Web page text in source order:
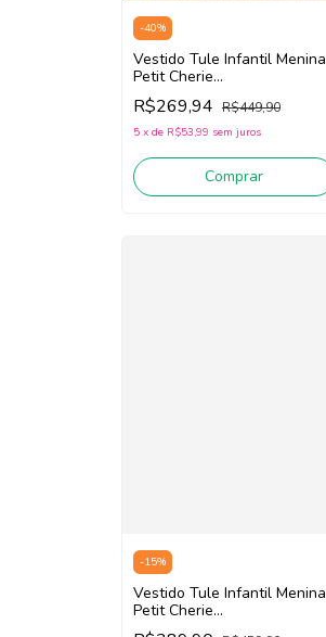
-40%
Vestido Tule Infantil Menina
Petit Cherie
113122242(Branco)
R$269,94 R$449,90
5 x de R$53,99 sem juros
Comprar
-15%
Vestido Tule Infantil Menina
Petit Cherie
113123352/103123564